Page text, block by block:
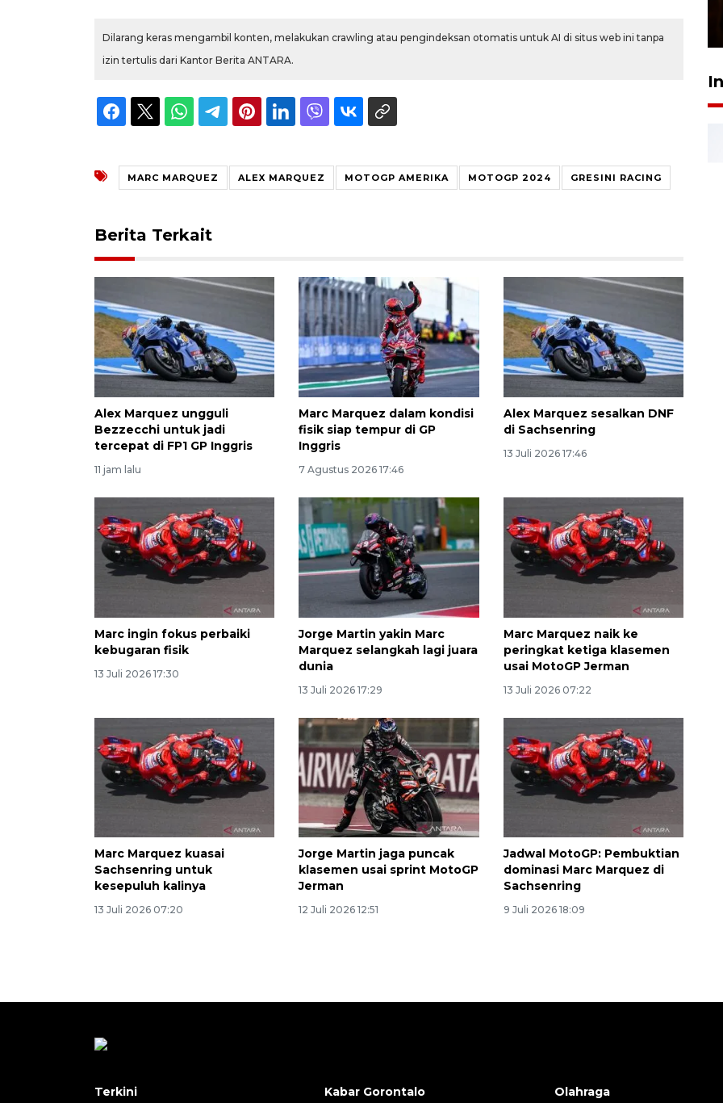
Dilarang keras mengambil konten, melakukan crawling atau pengindeksan otomatis untuk AI di situs web ini tanpa
izin tertulis dari Kantor Berita ANTARA.
MARC MARQUEZ ALEX MARQUEZ MOTOGP AMERIKA MOTOGP 2024 GRESINI RACING
Berita Terkait
Alex Marquez ungguli
Bezzecchi untuk jadi
tercepat di FP1 GP Inggris
11 jam lalu
Marc Marquez dalam kondisi
fisik siap tempur di GP
Inggris
7 Agustus 2026 17:46
Alex Marquez sesalkan DNF
di Sachsenring
13 Juli 2026 17:46
Marc ingin fokus perbaiki
kebugaran fisik
13 Juli 2026 17:30
Jorge Martin yakin Marc
Marquez selangkah lagi juara
dunia
13 Juli 2026 17:29
Marc Marquez naik ke
peringkat ketiga klasemen
usai MotoGP Jerman
13 Juli 2026 07:22
Marc Marquez kuasai
Sachsenring untuk
kesepuluh kalinya
13 Juli 2026 07:20
Jorge Martin jaga puncak
klasemen usai sprint MotoGP
Jerman
12 Juli 2026 12:51
Jadwal MotoGP: Pembuktian
dominasi Marc Marquez di
Sachsenring
9 Juli 2026 18:09
160 ribu sambungan baru
jaringan gas 2026
2026-08-07 18:00:00
Terkini Kabar Gorontalo Olahraga